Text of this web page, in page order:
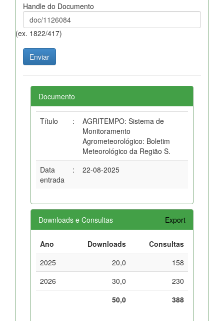
Handle do Documento
(ex. 1822/417)
Documento
Título :
AGRITEMPO: Sistema de
Monitoramento
Agrometeorológico: Boletim
Meteorológico da Região S.
Data
entrada
: 22-08-2025
Downloads e Consultas Export
Ano Downloads
Consultas
2025
20,0
158
2026
30,0
230
50,0
388